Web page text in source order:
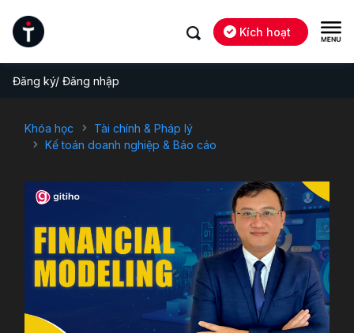
Kích hoạt
Đăng ký/ Đăng nhập
Khóa học
Tài chính & Pháp lý
Kế toán doanh nghiệp & Báo cáo